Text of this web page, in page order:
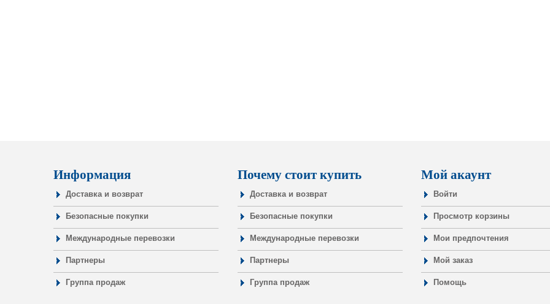
Информация
Доставка и возврат
Безопасные покупки
Международные перевозки
Партнеры
Группа продаж
Почему стоит купить
Доставка и возврат
Безопасные покупки
Международные перевозки
Партнеры
Группа продаж
Мой акаунт
Войти
Просмотр корзины
Мои предпочтения
Мой заказ
Помощь